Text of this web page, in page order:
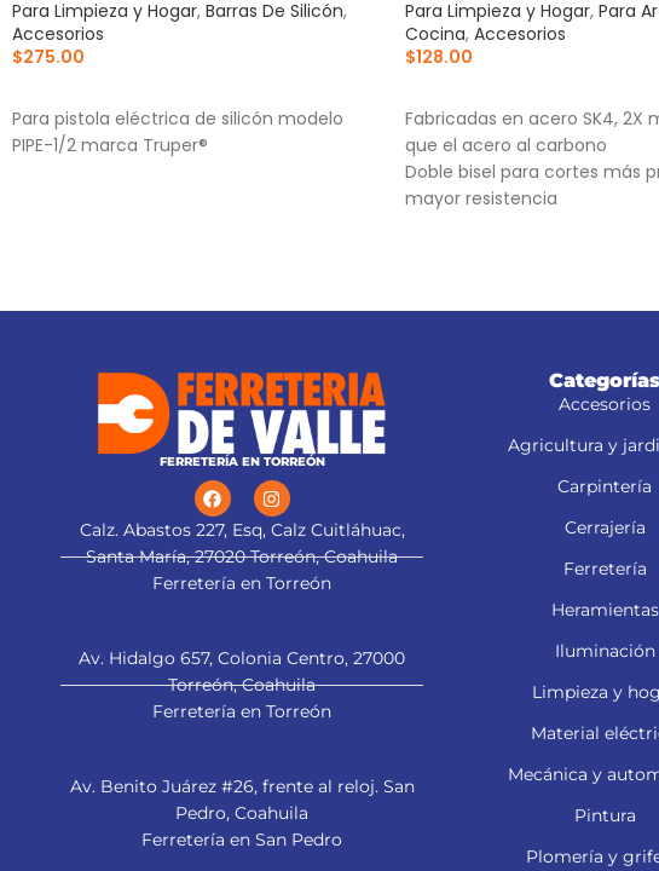
Para Limpieza y Hogar, Barras De Silicón,
Accesorios
$275.00
Para pistola eléctrica de silicón modelo
PIPE-1/2 marca Truper®
Para Limpieza y Hogar, Para
Cocina, Accesorios
$128.00
Fabricadas en acero SK4, 2X
que el acero al carbono
Doble bisel para cortes más
mayor resistencia
FERRETERÍA EN TORREÓN
Calz. Abastos 227, Esq, Calz Cuitláhuac,
Santa María, 27020 Torreón, Coahuila
Ferretería en Torreón
Av. Hidalgo 657, Colonia Centro, 27000
Torreón, Coahuila
Ferretería en Torreón
Av. Benito Juárez #26, frente al reloj. San
Pedro, Coahuila
Ferretería en San Pedro
Categorías
Accesorios
Agricultura y
Carpintería
Cerrajería
Ferretería
Heramientas
Iluminación
Limpieza y
Material
Mecánica y
Pintura
Plomería y